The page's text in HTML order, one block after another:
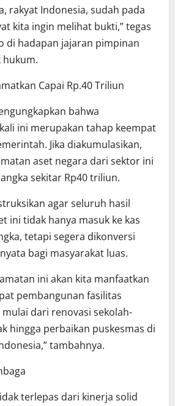
rakyat Indonesia, sudah pada
kita ingin melihat bukti,” tegas
di hadapan jajaran pimpinan
hukum.
Capai Rp.40 Triliun
bahwa
ini merupakan tahap keempat
Jika diakumulasikan,
aset negara dari sektor ini
sekitar Rp40 triliun.
agar seluruh hasil
ini tidak hanya masuk ke kas
tetapi segera dikonversi
bagi masyarakat luas.
ini akan kita manfaatkan
pembangunan fasilitas
dari renovasi sekolah-
hingga perbaikan puskesmas di
tambahnya.
terlepas dari kinerja solid